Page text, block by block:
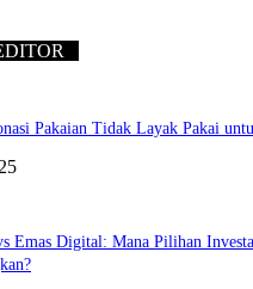
Pakaian Tidak Layak Pakai
Emas Digital: Mana Pilihan